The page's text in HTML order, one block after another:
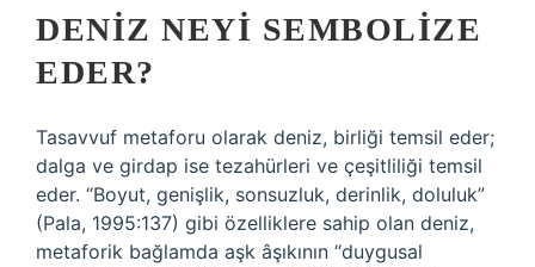
DENIZ NEYI SEMBOLIZE
EDER?
Tasavvuf metaforu olarak deniz, birliği temsil eder;
dalga ve girdap ise tezahürleri ve çeşitliliği temsil
eder. “Boyut, genişlik, sonsuzluk, derinlik, doluluk”
(Pala, 1995:137) gibi özelliklere sahip olan deniz,
metaforik bağlamda aşk âşıkının “duygusal